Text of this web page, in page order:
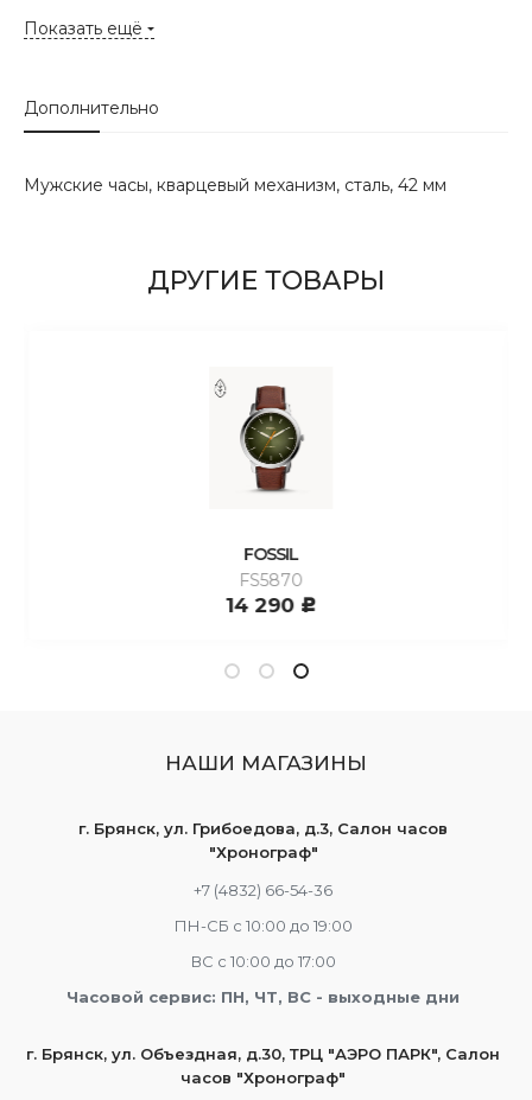
Показать ещё
Дополнительно
Мужские часы, кварцевый механизм, сталь, 42 мм
ДРУГИЕ ТОВАРЫ
FOSSIL
FS5870
14 290 c
НАШИ МАГАЗИНЫ
г. Брянск, ул. Грибоедова, д.3, Салон часов
"Хронограф"
+7 (4832) 66-54-36
ПН-СБ с 10:00 до 19:00
ВС с 10:00 до 17:00
Часовой сервис: ПН, ЧТ, ВС - выходные дни
г. Брянск, ул. Объездная, д.30, ТРЦ "АЭРО ПАРК", Салон
часов "Хронограф"